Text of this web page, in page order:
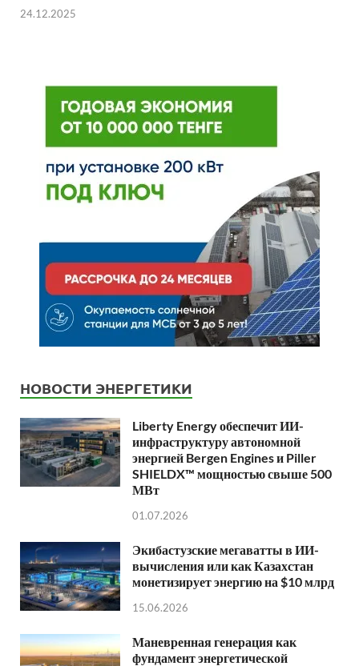
24.12.2025
НОВОСТИ ЭНЕРГЕТИКИ
Liberty Energy обеспечит ИИ-
инфраструктуру автономной
энергией Bergen Engines и Piller
SHIELDX™ мощностью свыше 500
МВт
01.07.2026
Экибастузские мегаватты в ИИ-
вычисления или как Казахстан
монетизирует энергию на $10 млрд
15.06.2026
Маневренная генерация как
фундамент энергетической